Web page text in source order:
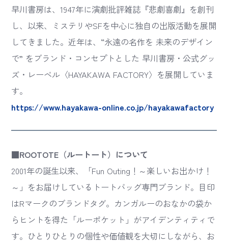
早川書房は、1947年に演劇批評雑誌『悲劇喜劇』を創刊
し、以来、ミステリやSFを中心に独自の出版活動を展開
してきました。近年は、“永遠の名作を 未来のデザイン
で” をブランド・コンセプトとした 早川書房・公式グッ
ズ・レーベル〈HAYAKAWA FACTORY〉を展開していま
す。
https://www.hayakawa-online.co.jp/hayakawafactory
■ROOTOTE（ルートート）について
2001年の誕生以来、「Fun Outing！～楽しいお出かけ！
～」をお届けしているトートバッグ専門ブランド。目印
はRマークのブランドタグ。カンガルーのおなかの袋か
らヒントを得た「ルーポケット」がアイデンティティで
す。ひとりひとりの個性や価値観を大切にしながら、お